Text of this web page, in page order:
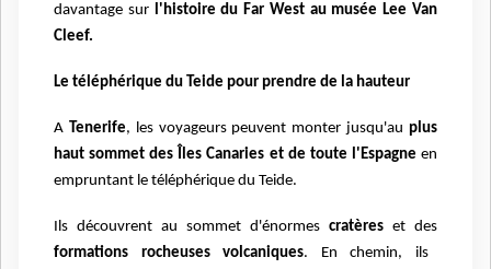
davantage surl'histoire du Far West au musée Lee Van
Cleef.
Le téléphérique du Teide pour prendre de la hauteur
A Tenerife, les voyageurs peuvent monter jusqu'auplus
haut sommet des Îles Canaries et de toute l'Espagne en
empruntant le téléphérique du Teide.
Ils découvrent au sommet d'énormes cratères et des
formations rocheuses volcaniques. En chemin, ils